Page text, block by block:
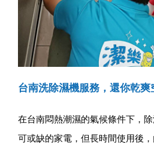
台南洗除濕機服務，還你乾
在台南悶熱潮濕的氣候條件下，
可或缺的家電，但長時間使用後，